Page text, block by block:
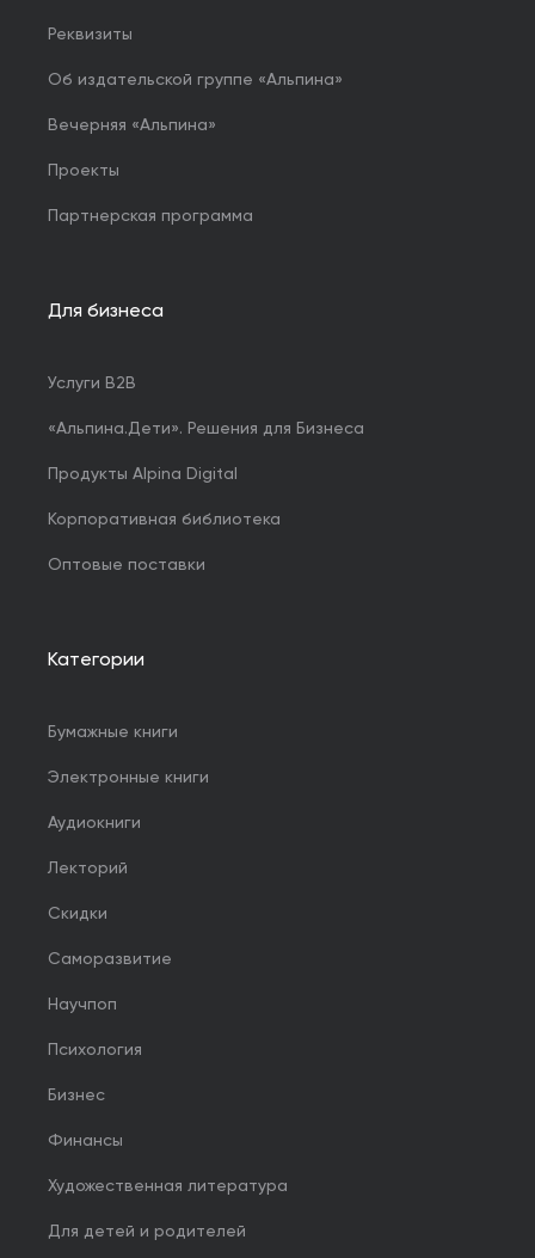
Реквизиты
Об издательской группе «Альпина»
Вечерняя «Альпина»
Проекты
Партнерская программа
Для бизнеса
Услуги B2B
«Альпина.Дети». Решения для Бизнеса
Продукты Alpina Digital
Корпоративная библиотека
Оптовые поставки
Категории
Бумажные книги
Электронные книги
Аудиокниги
Лекторий
Скидки
Саморазвитие
Научпоп
Психология
Бизнес
Финансы
Художественная литература
Для детей и родителей